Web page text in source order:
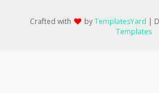
Crafted with byTemplatesYard |
Templates